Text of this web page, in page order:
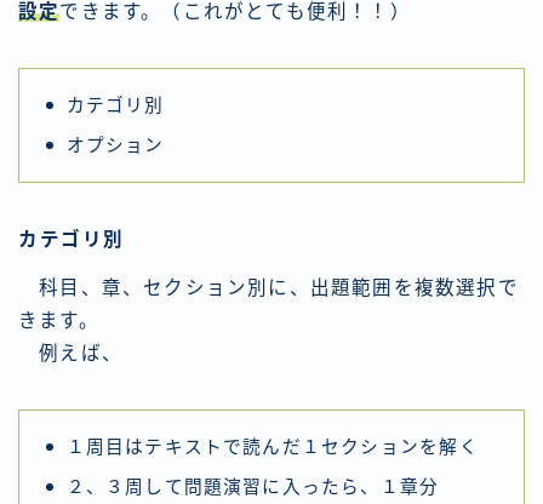
設定できます。（これがとても便利！！）
カテゴリ別
オプション
カテゴリ別
科目、章、セクション別に、出題範囲を複数選択で
きます。
例えば、
１周目はテキストで読んだ１セクションを解く
２、３周して問題演習に入ったら、１章分